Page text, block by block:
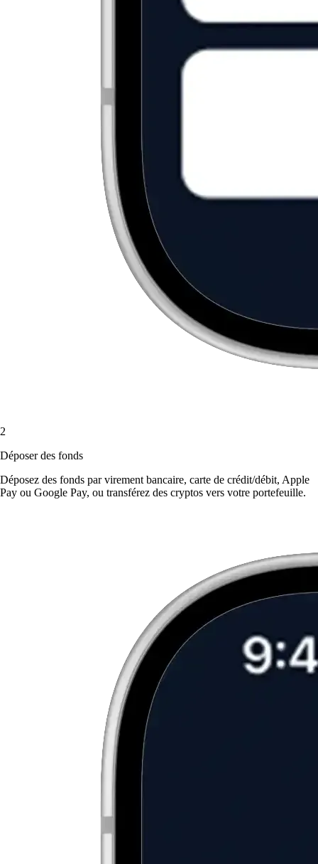
2
Déposer des fonds
Déposez des fonds par virement bancaire, carte de crédit/débit, Apple
Pay ou Google Pay, ou transférez des cryptos vers votre portefeuille.